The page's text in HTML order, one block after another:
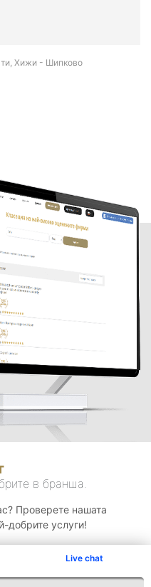
Live chat
Хижи - Шипково
в бранша.
Проверете нашата
добрите услуги!